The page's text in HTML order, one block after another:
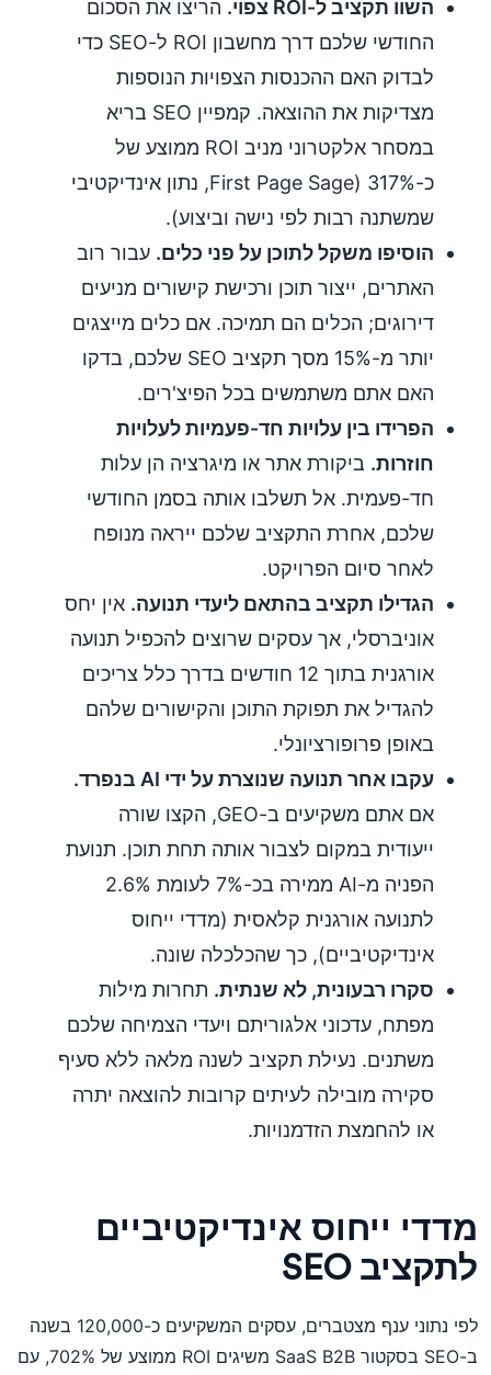
השוו תקציב ל-ROI צפוי.
הריצו את הסכום
החודשי שלכם דרך מחשבון ROI ל-SEO כדי
לבדוק האם ההכנסות הצפויות הנוספות
מצדיקות את ההוצאה. קמפיין SEO בריא
במסחר אלקטרוני מניב ROI ממוצע של
כ-317% (First Page Sage, נתון אינדיקטיבי
שמשתנה רבות לפי נישה וביצוע).
הוסיפו משקל לתוכן על פני כלים. עבור רוב
האתרים, ייצור תוכן ורכישת קישורים מניעים
דירוגים; הכלים הם תמיכה. אם כלים מייצגים
יותר מ-15% מסך תקציב SEO שלכם, בדקו
האם אתם משתמשים בכל הפיצ'רים.
הפרידו בין עלויות חד-פעמיות לעלויות
חוזרות. ביקורת אתר או מיגרציה הן עלות
חד-פעמית. אל תשלבו אותה בסמן החודשי
שלכם, אחרת התקציב שלכם ייראה מנופח
לאחר סיום הפרויקט.
הגדילו תקציב בהתאם ליעדי תנועה. אין יחס
אוניברסלי, אך עסקים שרוצים להכפיל תנועה
אורגנית בתוך 12 חודשים בדרך כלל צריכים
להגדיל את תפוקת התוכן והקישורים שלהם
באופן פרופורציונלי.
עקבו אחר תנועה שנוצרת על ידי AI בנפרד.
אם אתם משקיעים ב-GEO, הקצו שורה
ייעודית במקום לצבור אותה תחת תוכן. תנועת
הפניה מ-AI ממירה בכ-7% לעומת 2.6%
לתנועה אורגנית קלאסית (מדדי ייחוס
אינדיקטיביים), כך שהכלכלה שונה.
סקרו רבעונית, לא שנתית. תחרות מילות
מפתח, עדכוני אלגוריתם ויעדי הצמיחה שלכם
משתנים. נעילת תקציב לשנה מלאה ללא סעיף
סקירה מובילה לעיתים קרובות להוצאה יתרה
או להחמצת הזדמנויות.
מדדי ייחוס אינדיקטיביים
לתקציב SEO
לפי נתוני ענף מצטברים, עסקים המשקיעים כ-120,000 בשנה
ב-SEO בסקטור SaaS B2B משיגים ROI ממוצע של 702%, עם